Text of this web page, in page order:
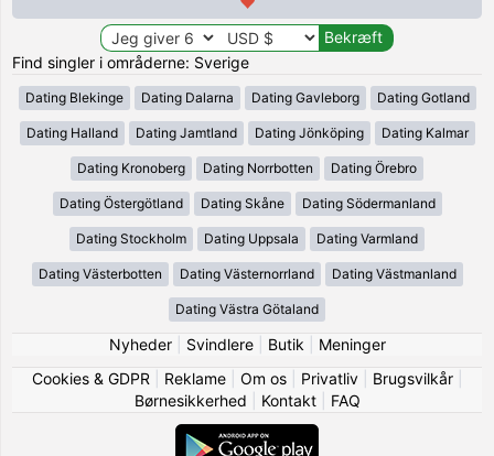
Find singler i områderne: Sverige
Dating Blekinge Dating Dalarna Dating Gavleborg Dating Gotland
Dating Halland Dating Jamtland Dating Jönköping Dating Kalmar
Dating Kronoberg Dating Norrbotten Dating Örebro
Dating Östergötland Dating Skåne Dating Södermanland
Dating Stockholm Dating Uppsala Dating Varmland
Dating Västerbotten Dating Västernorrland Dating Västmanland
Dating Västra Götaland
Nyheder| Svindlere| Butik
Meninger
Cookies & GDPR
Reklame| Om os| Privatliv| Brugsvilkår|
Børnesikkerhed
Kontakt| FAQ